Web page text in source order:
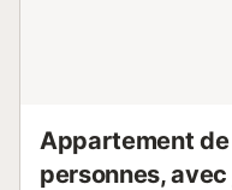
Appartement
personnes,